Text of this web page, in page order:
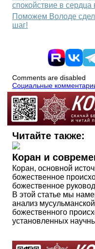
спокойствие в
Поможем Володе
шаг!
Comments are disabled
Социальные
Читайте также:
Коран и
Коран, основной
божественное
божественное
В этой статье мы
анализ
божественного
установленных